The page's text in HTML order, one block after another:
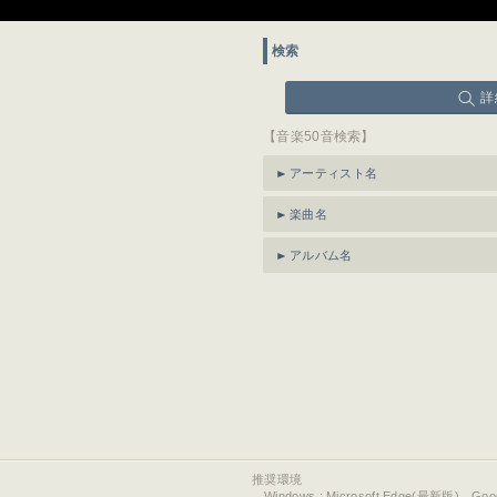
検索
詳
【音楽50音検索】
アーティスト名
楽曲名
アルバム名
推奨環境